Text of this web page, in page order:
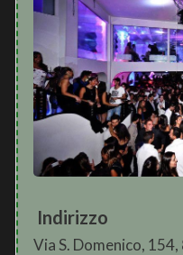
Indirizzo
Via S. Domenico,